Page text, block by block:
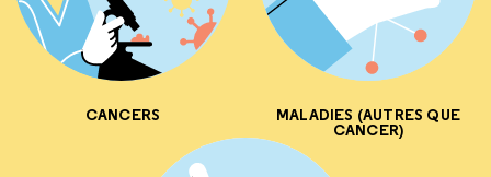
CANCERS MALADIES (AUTRES QUE
CANCER)